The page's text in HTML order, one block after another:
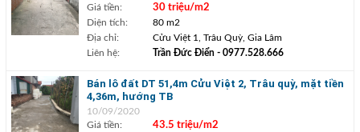
Giá tiền:
30 triệu/m2
Diện tích:
80 m2
Địa chỉ:
Cửu Việt 1, Trâu Quỳ, Gia Lâm
Liên hệ:
Trần Đức Điển- 0977.528.666
Bán lô đất DT 51,4m Cửu Việt 2, Trâu quỳ, mặt tiền
4,36m, hướng TB
10/09/2020
Giá tiền:
43.5 triệu/m2